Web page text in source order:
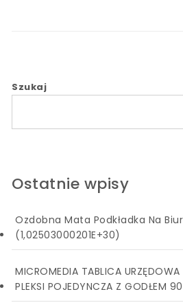
Szukaj
Ostatnie wpisy
Ozdobna Mata Podkładka Na
(1,02503000201E+30)
MICROMEDIA TABLICA
PLEKSI POJEDYNCZA Z GODŁEM